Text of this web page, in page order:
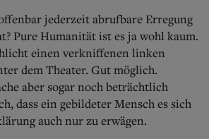
jederzeit abrufbare Erregung
Pure Humanität ist es ja wohl kaum.
einen verkniffenen linken
dem Theater. Gut möglich.
aber sogar noch beträchtlich
dass ein gebildeter Mensch es sich
auch nur zu erwägen.